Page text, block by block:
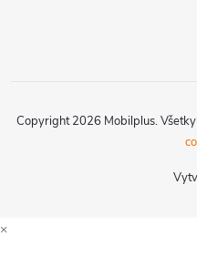
Copyright 2026 Mobilplus.
×